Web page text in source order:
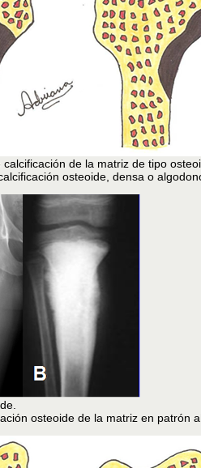
de la matriz de tipo
osteoide, densa o
osteoide de la matriz en patrón